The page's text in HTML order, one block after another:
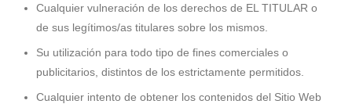
Cualquier vulneración de los derechos de EL TITULAR o
de sus legítimos/as titulares sobre los mismos.
Su utilización para todo tipo de fines comerciales o
publicitarios, distintos de los estrictamente permitidos.
Cualquier intento de obtener los contenidos del Sitio Web